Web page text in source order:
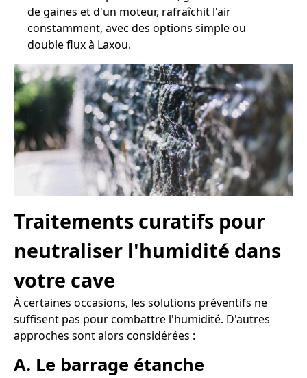
de gaines et d'un moteur, rafraîchit l'air
constamment, avec des options simple ou
double flux à Laxou.
Traitements curatifs pour
neutraliser l'humidité dans
votre cave
À certaines occasions, les solutions préventifs ne
suffisent pas pour combattre l'humidité. D'autres
approches sont alors considérées :
A. Le barrage étanche